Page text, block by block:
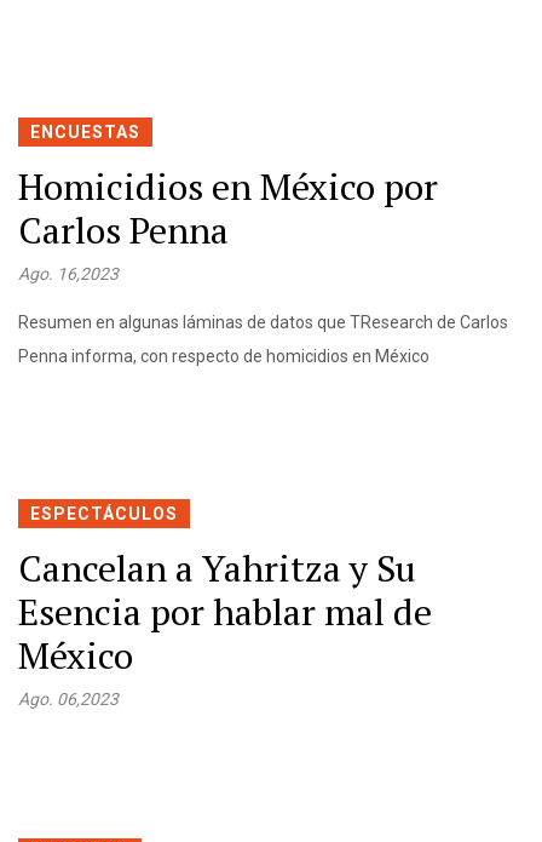
ENCUESTAS
Homicidios en México por
Carlos Penna
Ago. 16,2023
Resumen en algunas láminas de datos que TResearch de Carlos
Penna informa, con respecto de homicidios en México
ESPECTÁCULOS
Cancelan a Yahritza y Su
Esencia por hablar mal de
México
Ago. 06,2023